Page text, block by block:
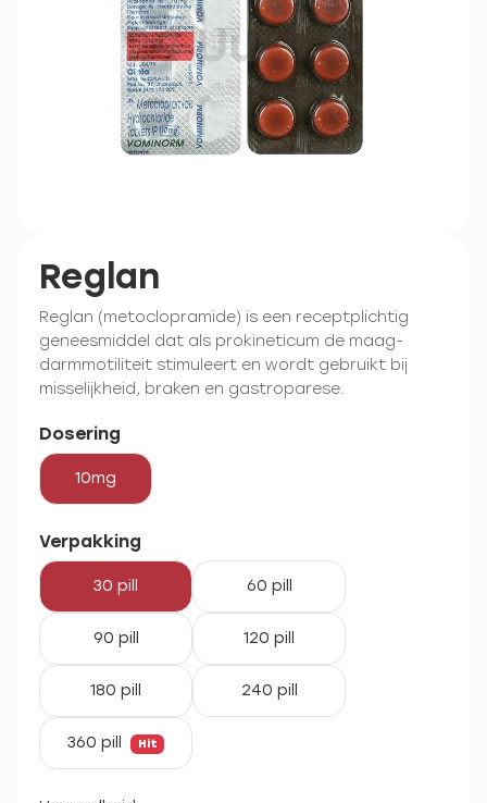
Reglan
Reglan (metoclopramide) is een receptplichtig
geneesmiddel dat als prokineticum de maag-
darmmotiliteit stimuleert en wordt gebruikt bij
misselijkheid, braken en gastroparese.
Dosering
10mg
Verpakking
30 pill 60 pill
90 pill 120 pill
180 pill 240 pill
360 pill Hit